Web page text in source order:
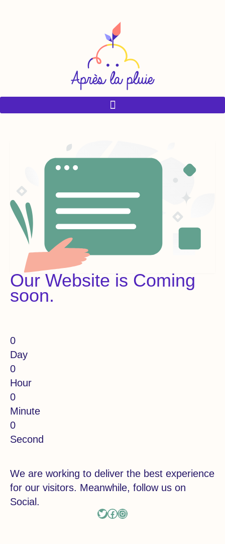
Our Website is Coming
soon.
0
Day
0
Hour
0
Minute
0
Second
We are working to deliver the best experience
for our visitors. Meanwhile, follow us on
Social.